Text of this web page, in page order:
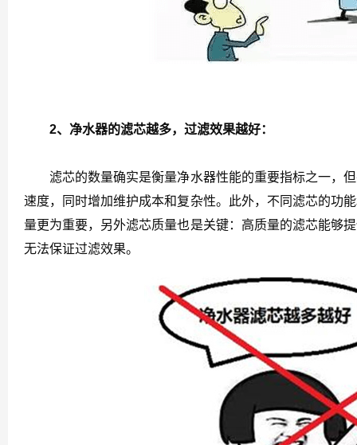
2、净水器的滤芯越多，过滤效果越好：
滤芯的数量确实是衡量净水器性能的重要指标之一，但
速度，同时增加维护成本和复杂性。此外，不同滤芯的功
量更为重要，另外滤芯质量也是关键：高质量的滤芯能够
无法保证过滤效果。